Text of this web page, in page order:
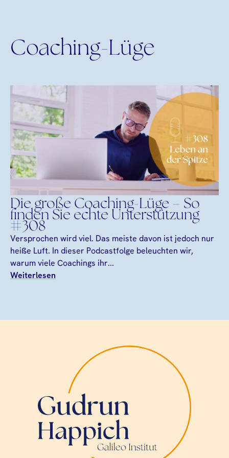
Coaching-Lüge
Die große Coaching-Lüge – So
finden Sie echte Unterstützung
#308
Versprochen wird viel. Das meiste davon ist jedoch nur
heiße Luft. In dieser Podcastfolge beleuchten wir,
warum viele Coachings ihr...
Weiterlesen